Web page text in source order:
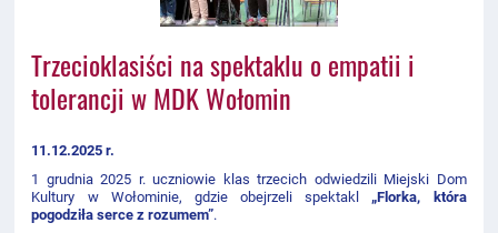
Trzecioklasiści na spektaklu o empatii i
tolerancji w MDK Wołomin
11.12.2025 r.
1 grudnia 2025 r. uczniowie klas trzecich odwiedzili Miejski Dom
Kultury w Wołominie, gdzie obejrzeli spektakl „Florka, która
pogodziła serce z rozumem”.